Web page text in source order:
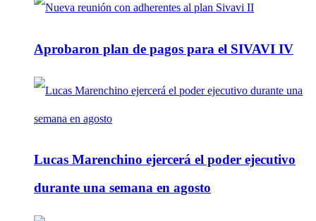
Aprobaron plan de pagos para el SIVAVI IV
Lucas Marenchino ejercerá el poder ejecutivo
durante una semana en agosto